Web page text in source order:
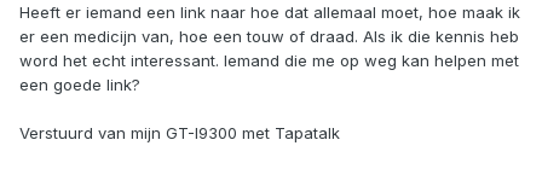
Heeft er iemand een link naar hoe dat allemaal moet, hoe maak ik
er een medicijn van, hoe een touw of draad. Als ik die kennis heb
word het echt interessant. Iemand die me op weg kan helpen met
een goede link?
Verstuurd van mijn GT-I9300 met Tapatalk